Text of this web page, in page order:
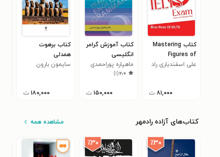
کتاب Mastering
Figures of
Speech in the
علی اسفندیاری راد
۸۱,۰۰۰ ت
کتاب آموزش گرامر
انگلیسی
ماهپاره پوراحمدی
۲٫۰(۱)
۱۵۰,۰۰۰ ت
کتاب برهوت
همدلی
سایمون بارون
۱۸۰,۰۰۰ ت
کتاب‌های آزاده رادمهر مشاهده همه
٪۳۰ ٪۳۰